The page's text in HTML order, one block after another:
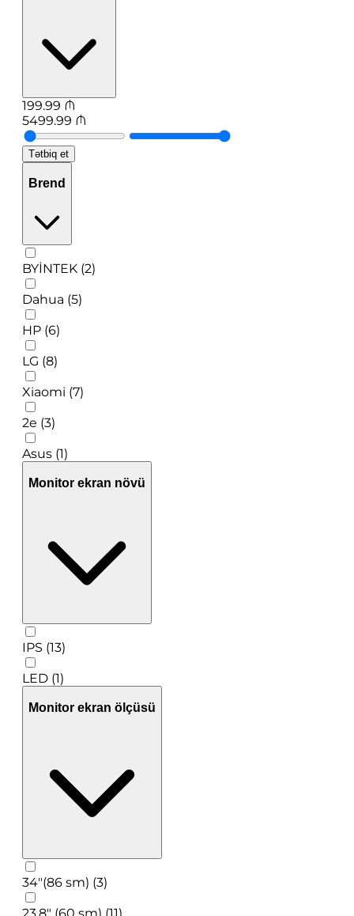
199.99 ₼
5499.99 ₼
Tətbiq et
Brend
BYİNTEK (2)
Dahua (5)
HP (6)
LG (8)
Xiaomi (7)
2e (3)
Asus (1)
Monitor ekran növü
IPS (13)
LED (1)
Monitor ekran ölçüsü
34"(86 sm) (3)